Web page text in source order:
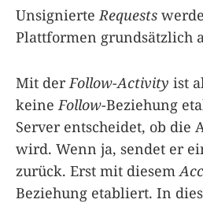
Unsignierte Requests
Plattformen grundsätzlich
Mit der Follow-Activity ist
keine Follow-Beziehung
Server entscheidet, ob die
wird. Wenn ja, sendet er
zurück. Erst mit diesem
Beziehung etabliert. In